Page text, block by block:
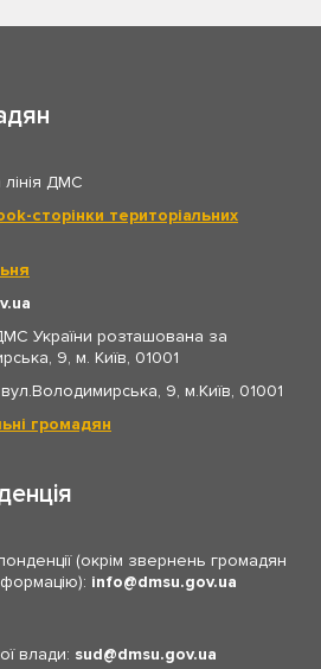
лінія ДМС
сторінки територіальних
України розташована за
9, м. Київ, 01001
9, м.Київ, 01001
громадян
(окрім звернень громадян
info dmsu.gov.ua
влади: sud dmsu.gov.ua